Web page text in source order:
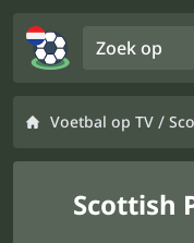
Voetbal op TV /
Scottish